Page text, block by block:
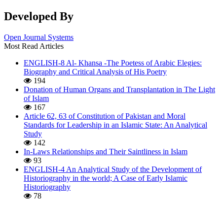
Developed By
Open Journal Systems
Most Read Articles
ENGLISH-8 Al- Khansa -The Poetess of Arabic Elegies:
Biography and Critical Analysis of His Poetry
194
Donation of Human Organs and Transplantation in The Light
of Islam
167
Article 62, 63 of Constitution of Pakistan and Moral
Standards for Leadership in an Islamic State: An Analytical
Study
142
In-Laws Relationships and Their Saintliness in Islam
93
ENGLISH-4 An Analytical Study of the Development of
Historiography in the world; A Case of Early Islamic
Historiography
78